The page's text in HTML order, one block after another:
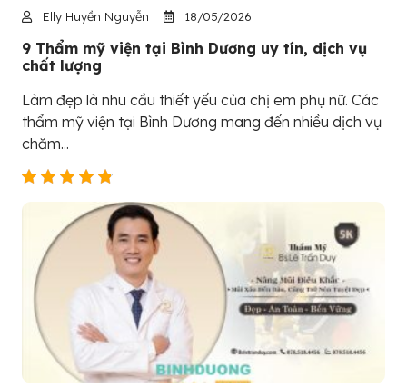
Elly Huyền Nguyễn 18/05/2026
9 Thẩm mỹ viện tại Bình Dương uy tín, dịch vụ
chất lượng
Làm đẹp là nhu cầu thiết yếu của chị em phụ nữ. Các
thẩm mỹ viện tại Bình Dương mang đến nhiều dịch vụ
chăm...